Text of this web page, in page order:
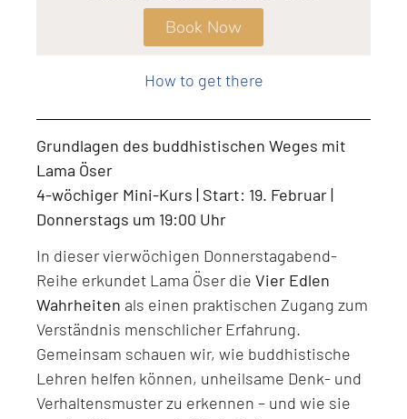
Book Now
How to get there
Grundlagen des buddhistischen Weges mit
Lama Öser
4-wöchiger Mini-Kurs | Start: 19. Februar |
Donnerstags um 19:00 Uhr
In dieser vierwöchigen Donnerstagabend-
Reihe erkundet Lama Öser die Vier Edlen
Wahrheiten als einen praktischen Zugang zum
Verständnis menschlicher Erfahrung.
Gemeinsam schauen wir, wie buddhistische
Lehren helfen können, unheilsame Denk- und
Verhaltensmuster zu erkennen – und wie sie